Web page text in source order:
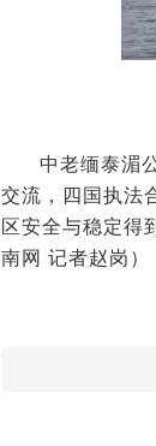
中老缅泰湄
交流，四国执法
区安全与稳定得
南网 记者赵岗）